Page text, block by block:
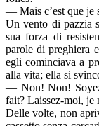
— Mais c’est que je
Un vento di pazzia
sua forza di
parole di preghiera
egli cominciava a
alla vita; ella si
— Non! Non!
fait? Laissez-moi, je
Delle volte, non